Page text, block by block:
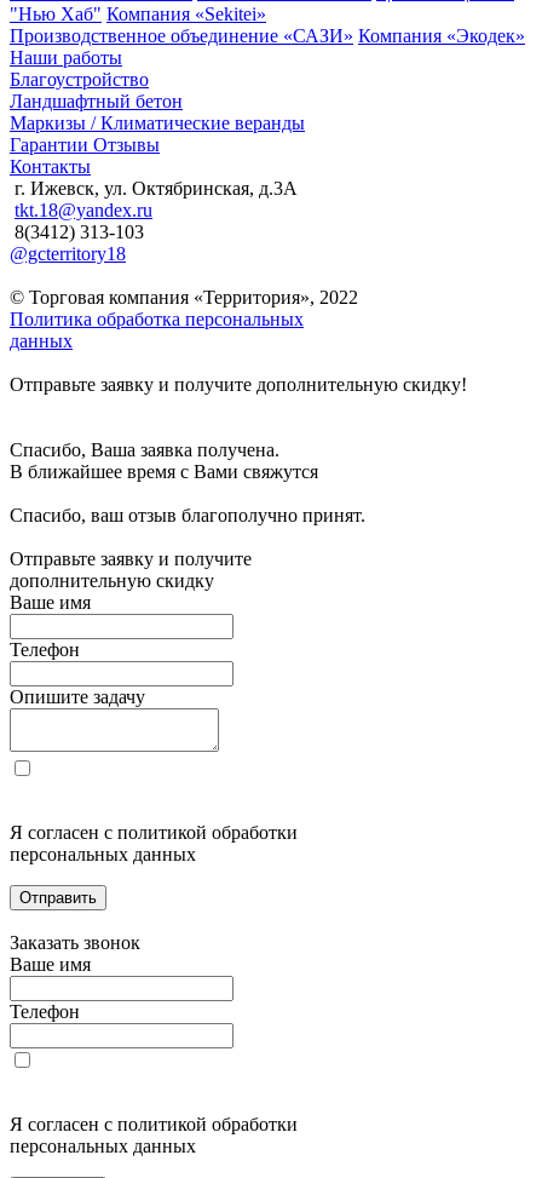
"Нью Хаб" Компания «Sekitei»
Производственное объединение «САЗИ» Компания «Экодек»
Наши работы
Благоустройство
Ландшафтный бетон
Маркизы / Климатические веранды
Гарантии Отзывы
Контакты
г. Ижевск, ул. Октябринская, д.3А
tkt.18@yandex.ru
8(3412) 313-103
@gcterritory18
© Торговая компания «Территория», 2022
Политика обработка персональных
данных
Отправьте заявку и получите дополнительную скидку!
Спасибо, Ваша заявка получена.
В ближайшее время с Вами свяжутся
Спасибо, ваш отзыв благополучно принят.
Отправьте заявку и получите
дополнительную скидку
Ваше имя
Телефон
Опишите задачу
Я согласен с политикой обработки
персональных данных
Отправить
Заказать звонок
Ваше имя
Телефон
Я согласен с политикой обработки
персональных данных